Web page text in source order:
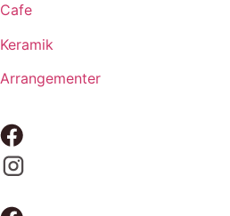
Cafe
Keramik
Arrangementer